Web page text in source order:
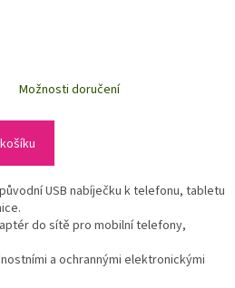
Možnosti doručení
USB nabíječku k telefonu, tabletu
do sítě pro mobilní telefony,
a ochrannými elektronickými